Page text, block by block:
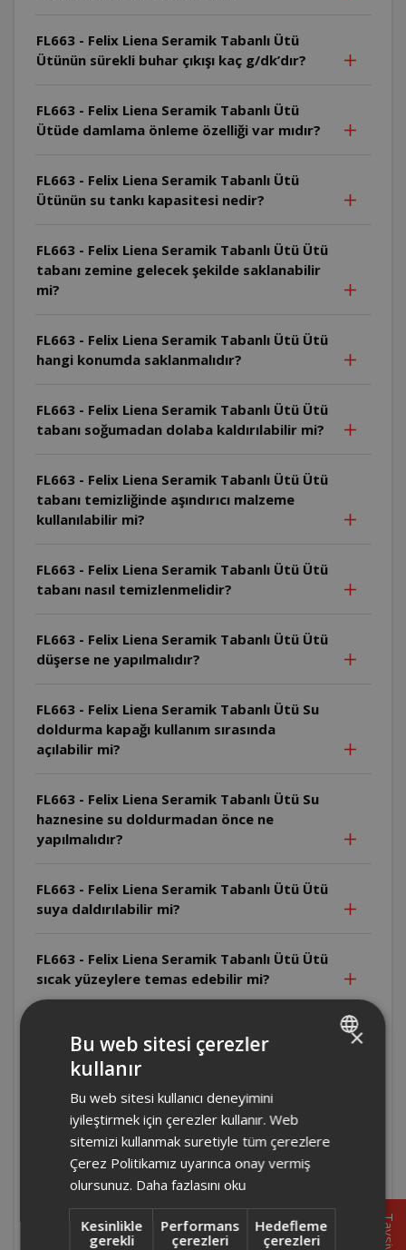
FL663 - Felix Liena Seramik Tabanlı Ütü
Ütünün sürekli buhar çıkışı kaç g/dk’dır?
FL663 - Felix Liena Seramik Tabanlı Ütü
Ütüde damlama önleme özelliği var mıdır?
FL663 - Felix Liena Seramik Tabanlı Ütü
Ütünün su tankı kapasitesi nedir?
FL663 - Felix Liena Seramik Tabanlı Ütü Ütü
tabanı zemine gelecek şekilde saklanabilir
mi?
FL663 - Felix Liena Seramik Tabanlı Ütü Ütü
hangi konumda saklanmalıdır?
FL663 - Felix Liena Seramik Tabanlı Ütü Ütü
tabanı soğumadan dolaba kaldırılabilir mi?
FL663 - Felix Liena Seramik Tabanlı Ütü Ütü
tabanı temizliğinde aşındırıcı malzeme
kullanılabilir mi?
FL663 - Felix Liena Seramik Tabanlı Ütü Ütü
tabanı nasıl temizlenmelidir?
FL663 - Felix Liena Seramik Tabanlı Ütü Ütü
düşerse ne yapılmalıdır?
FL663 - Felix Liena Seramik Tabanlı Ütü Su
doldurma kapağı kullanım sırasında
açılabilir mi?
FL663 - Felix Liena Seramik Tabanlı Ütü Su
haznesine su doldurmadan önce ne
yapılmalıdır?
FL663 - Felix Liena Seramik Tabanlı Ütü Ütü
suya daldırılabilir mi?
FL663 - Felix Liena Seramik Tabanlı Ütü Ütü
sıcak yüzeylere temas edebilir mi?
fişe takılıyken gözetimsiz bırakılabilir mi?
FL663 - Felix Liena Seramik Tabanlı Ütü
Ütüyü kimler kullanabilir?
FL663 - Felix Liena Seramik Tabanlı Ütü Ütü
ticari kullanım için uygun mudur?
FL663 - Felix Liena Seramik Tabanlı Ütü
Tavsiye
×
Bu web sitesi çerezler
kullanır
Bu web sitesi kullanıcı deneyimini
iyileştirmek için çerezler kullanır. Web
sitemizi kullanmak suretiyle tüm çerezlere
Çerez Politikamız uyarınca onay vermiş
olursunuz. Daha fazlasını oku
Kesinlikle
gerekli
Performans
çerezleri
Hedefleme
çerezleri